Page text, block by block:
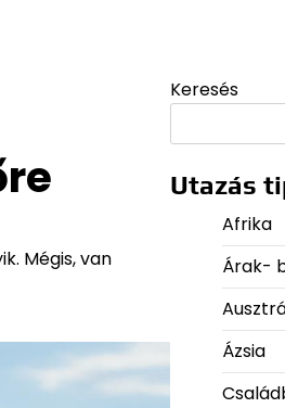
Mégis, van
Keresés
Utazás
Afrika
Árak-
Ázsia